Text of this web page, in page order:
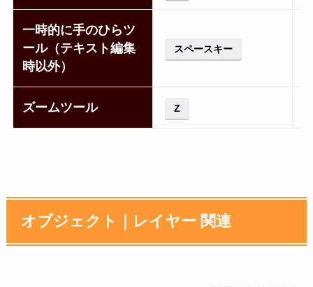
一時的に手のひらツ
ール（テキスト編集
時以外）
スペースキー
ズームツール Z
オブジェクト｜レイヤー 関連